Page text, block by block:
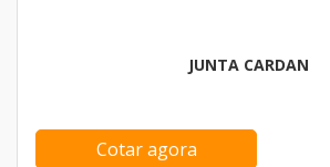
JUNTA CARDAN
Cotar agora